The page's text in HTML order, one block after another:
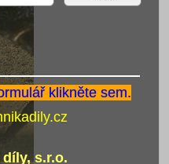
klikněte sem.
s.r.o.